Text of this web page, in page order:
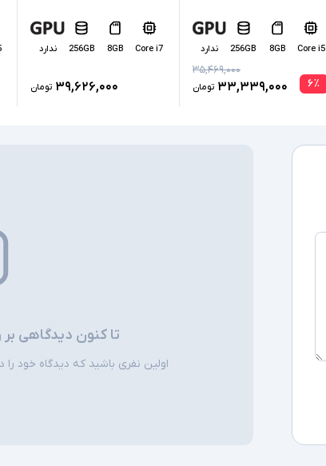
درگاه های
توضیحات
Core i5
8GB
256GB ندارد
۶٪
۳۵,۴۶۹,۰۰۰
۳۳,۳۳۹,۰۰۰ تومان
Core i7
8GB
256GB ندارد
۳۹,۶۲۶,۰۰۰ تومان
تا کنون دیدگاهی
اولین نفری باشید که دیدگاه خود را